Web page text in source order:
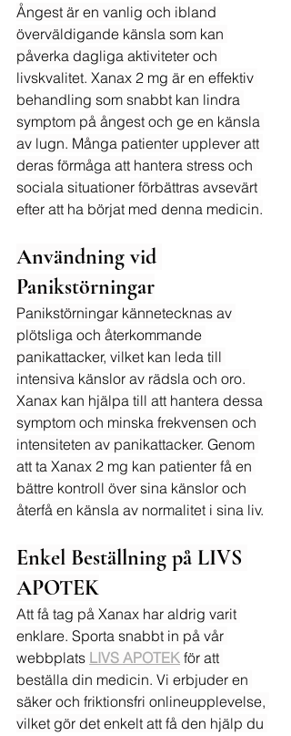
Ångest är en vanlig och ibland
överväldigande känsla som kan
påverka dagliga aktiviteter och
livskvalitet. Xanax 2 mg är en effektiv
behandling som snabbt kan lindra
symptom på ångest och ge en känsla
av lugn. Många patienter upplever att
deras förmåga att hantera stress och
sociala situationer förbättras avsevärt
efter att ha börjat med denna medicin.
Användning vid
Panikstörningar
Panikstörningar kännetecknas av
plötsliga och återkommande
panikattacker, vilket kan leda till
intensiva känslor av rädsla och oro.
Xanax kan hjälpa till att hantera dessa
symptom och minska frekvensen och
intensiteten av panikattacker. Genom
att ta Xanax 2 mg kan patienter få en
bättre kontroll över sina känslor och
återfå en känsla av normalitet i sina liv.
Enkel Beställning på LIVS
APOTEK
Att få tag på Xanax har aldrig varit
enklare. Sporta snabbt in på vår
webbplats LIVS APOTEK för att
beställa din medicin. Vi erbjuder en
säker och friktionsfri onlineupplevelse,
vilket gör det enkelt att få den hjälp du